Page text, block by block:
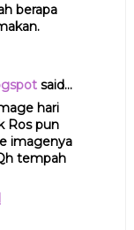
berapa
said...
hari
Ros pun
imagenya
tempah